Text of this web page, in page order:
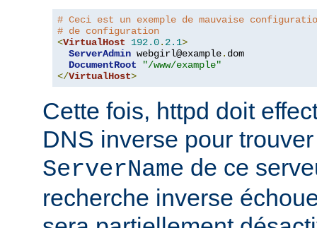
# Ceci est un exemple de mauvaise
# de configuration
<VirtualHost 192.0. 2.1>
ServerAdmin webgirl@example. dom
DocumentRoot
"/www/example"
</VirtualHost>
Cette fois, httpd doit
DNS inverse pour
ServerName de ce
recherche inverse